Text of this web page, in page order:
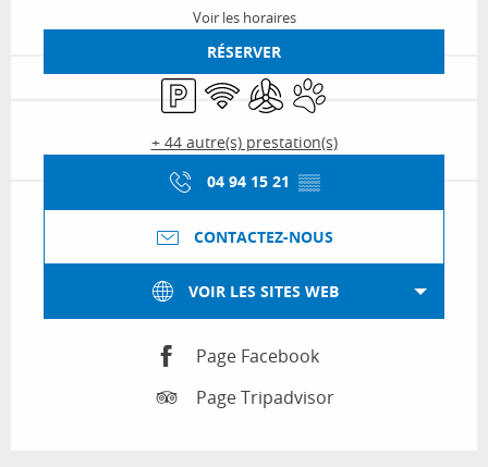
Voir les horaires
RÉSERVER
ParkingWiFi Air conditionné
Animaux acceptés
+ 44 autre(s) prestation(s)
04 94 15 21 ▒▒
CONTACTEZ-NOUS
VOIR LES SITES WEB
Page Facebook
Page Tripadvisor